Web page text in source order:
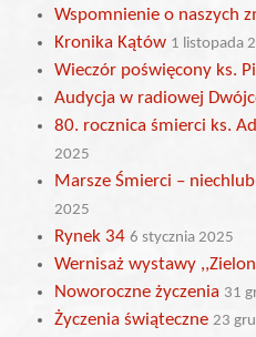
Wspomnienie o naszych
Kronika Kątów 1 listopada
Wieczór poświęcony ks.
Audycja w radiowej
80. rocznica śmierci ks.
2025
Marsze Śmierci –
2025
Rynek 34 6 stycznia 2025
Wernisaż wystawy
Noworoczne życzenia 31
Życzenia świąteczne 23